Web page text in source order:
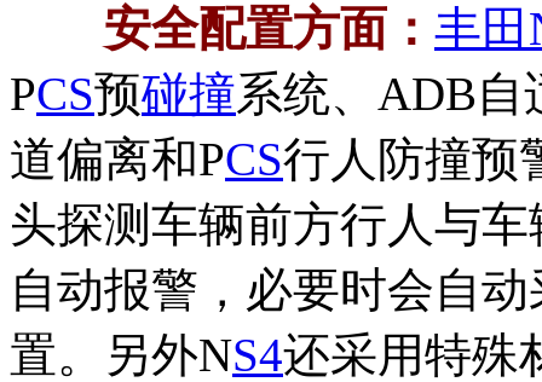
安全配置方面： 丰田
PCS预碰撞系统、ADB自
道偏离和PCS行人防撞预
头探测车辆前方行人与
自动报警，必要时会自
置。另外NS4还采用特殊